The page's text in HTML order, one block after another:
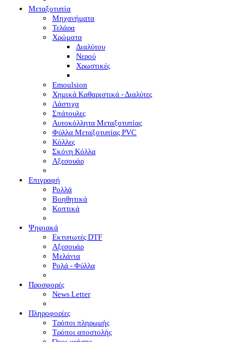
Μεταξοτυπία
Μηχανήματα
Τελάρα
Χρώματα
Διαλύτου
Νερού
Χρωστικές
Emoulsion
Χημικά Καθαριστικά - Διαλύτες
Λάστιχα
Σπάτουλες
Αυτοκόλλητα Μεταξοτυπίας
Φύλλα Μεταξοτυπίας PVC
Κόλλες
Σκόνη Κόλλα
Αξεσουάρ
Επιγραφή
Ρολλά
Βοηθητικά
Κοπτικά
Ψηφιακά
Eκτυπωτές DTF
Αξεσουάρ
Μελάνια
Ρολά - Φύλλα
Προσφορές
News Letter
Πληροφορίες
Τρόποι πληρωμής
Τρόποι αποστολής